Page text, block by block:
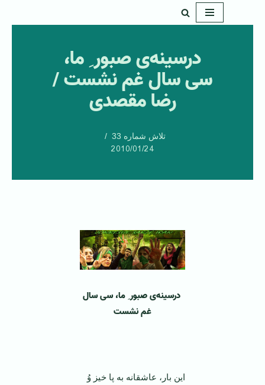
درسینه‌ی صبور ِ ما،
سی سال غم نشست /
رضا مقصدی
تلاش شماره 33
2010/01/24
درسینه‌ی صبور ِ ما، سی سال
غم نشست
این بار، عاشقانه به پا خیز وُ